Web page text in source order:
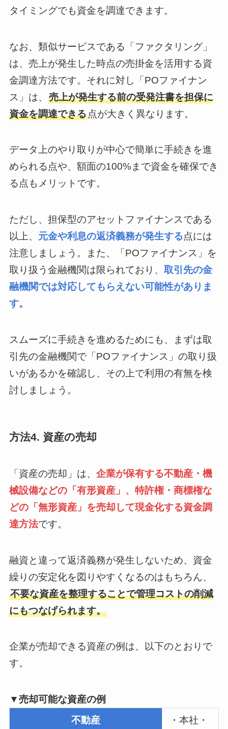
タイミングでも資金を調達できます。
なお、類似サービスである「ファクタリング」
は、売上が発生した時点の売掛金を活用する資
金調達方法です。それに対し「POファイナン
ス」は、 売上が発生する前の受発注書を担保に
資金を調達できる点が大きく異なります。
データ上のやり取りが中心で簡単に手続きを進
められる点や、額面の100%まで資金を確保でき
る点もメリットです。
ただし、担保型のアセットファイナンスである
以上、 元金や利息の返済義務が発生する点には
注意しましょう。また、「POファイナンス」を
取り扱う金融機関は限られており、 取引先の金
融機関では対応してもらえない可能性がありま
す。
スムーズに手続きを進めるためにも、まずは取
引先の金融機関で「POファイナンス」の取り扱
いがあるかを確認し、その上で利用の有無を検
討しましょう。
方法4. 資産の売却
「資産の売却」は、 企業が保有する不動産・機
械設備などの「有形資産」、特許権・商標権な
どの「無形資産」を売却して現金化する資金調
達方法です。
融資と違って返済義務が発生しないため、資金
繰りの安定化を図りやすくなるのはもちろん、
不要な資産を整理することで管理コストの削減
にもつなげられます。
企業が売却できる資産の例は、以下のとおりで
す。
▼売却可能な資産の例
不動産
・本社・